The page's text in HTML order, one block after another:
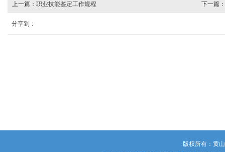
上一篇： 职业技能鉴定工作规程 下一篇：
分享到：
版权所有：